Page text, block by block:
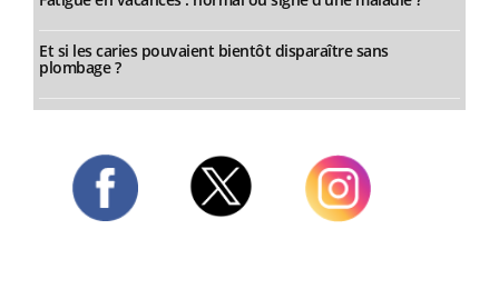
Et si les caries pouvaient bientôt disparaître sans
plombage ?